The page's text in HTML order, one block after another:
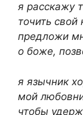
я расскажу
точить свой
предложи
о боже,
я язычник
мой
чтобы